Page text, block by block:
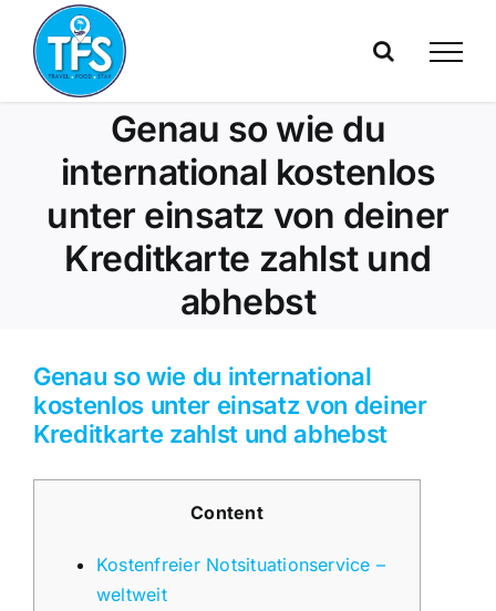
content
Genau so wie du
international kostenlos
unter einsatz von deiner
Kreditkarte zahlst und
abhebst
Genau so wie du international
kostenlos unter einsatz von deiner
Kreditkarte zahlst und abhebst
Content
Kosten­freier Notsituation­service –
weltweit